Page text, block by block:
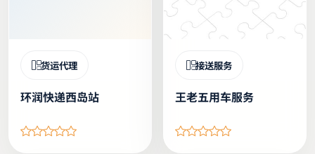
货运代理
环润快递西岛站
接送服务
王老五用车服务